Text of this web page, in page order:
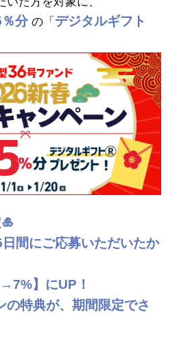
分の「 デジタルギフト
間にご応募いただいたか
7%】にUP！
の特典が、期間限定でさ